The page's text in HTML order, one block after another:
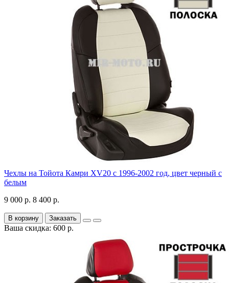
Чехлы на Тойота Камри XV20 с 1996-2002 год, цвет черный с
белым
9 000 р. 8 400 р.
В корзину Заказать
Ваша скидка: 600 р.